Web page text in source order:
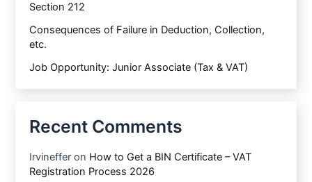
Section 212
Consequences of Failure in Deduction, Collection,
etc.
Job Opportunity: Junior Associate (Tax & VAT)
Recent Comments
Irvineffer on How to Get a BIN Certificate – VAT
Registration Process 2026